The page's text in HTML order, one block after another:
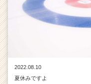
2022.08.10
夏休みですよ